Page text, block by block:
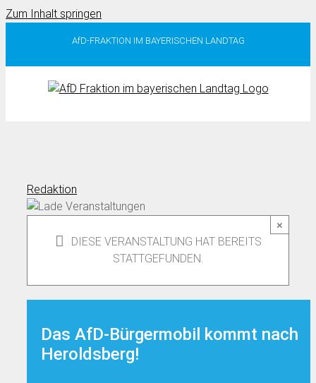
Zum Inhalt springen
AfD-FRAKTION IM BAYERISCHEN LANDTAG
Redaktion
×
DIESE VERANSTALTUNG HAT BEREITS
STATTGEFUNDEN.
Das AfD-Bürgermobil kommt nach
Heroldsberg!